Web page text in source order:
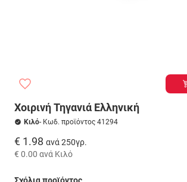
Χοιρινή Τηγανιά Ελληνική
Κιλό- Κωδ. προϊόντος 41294
€ 1.98 ανά 250γρ.
€ 0.00 ανά Κιλό